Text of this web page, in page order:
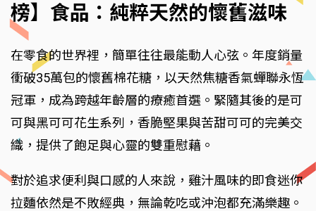
榜】食品：純粹天然的懷舊滋味
在零食的世界裡，簡單往往最能動人心弦。年度銷量
衝破35萬包的懷舊棉花糖，以天然焦糖香氣蟬聯永恆
冠軍，成為跨越年齡層的療癒首選。緊隨其後的是可
可與黑可可花生系列，香脆堅果與苦甜可可的完美交
織，提供了飽足與心靈的雙重慰藉。
對於追求便利與口感的人來說，雞汁風味的即食迷你
拉麵依然是不敗經典，無論乾吃或沖泡都充滿樂趣。